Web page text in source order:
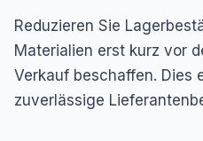
Reduzieren Sie
Materialien erst kurz vor
Verkauf beschaffen. Dies
zuverlässige